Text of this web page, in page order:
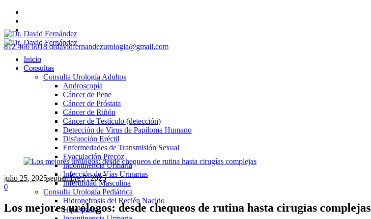
812 466 6018drdavidfernandezurologia@gmail.com
Inicio
Consultas
Consulta Urología Adultos
Androscopía
Cáncer de Pene
Cáncer de Próstata
Cáncer de Riñón
Cáncer de Testículo (detección)
Detección de Virus de Papiloma Humano
Disfunción Eréctil
Enfermedades de Transmisión Sexual
Eyaculación Precoz
Incontinencia Urinaria
Infección de Vías Urinarias
Infertilidad Masculina
Consulta Urología Pediátrica
Hidronefrosis del Recién Nacido
Hipospadias
julio 25, 2025septiembre 7, 2025
0
Los mejores urólogos: desde chequeos de rutina hasta cirugías complejas